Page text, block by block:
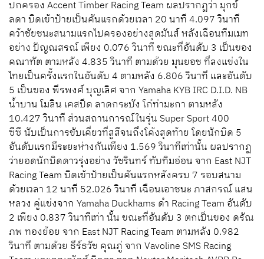
ปกครอง Accent Timber Racing Team ผลปรากฏว่า มุกข์
ลดา บิดเข้าป้ายเป็นคันแรกด้วยเวลา 20 นาที 4.097 วินาที
คว้าชัยชนะสนามแรกไปครองอย่างสุดมันส์ หลังเฉือนทีมเมท
อย่าง ปัญณสรณ์ เพียง 0.076 วินาที ขณะที่อันดับ 3 เป็นของ
คณาทัต ตามหลัง 4.835 วินาที ตามด้วย มุนยอช ที่ลงแข่งใน
ไทยเป็นครั้งแรกในอันดับ 4 ตามหลัง 6.806 วินาที และอันดับ
5 เป็นของ พีรพงศ์ บุญเลิศ จาก Yamaha KYB IRC D.I.D. NB
น้ำบาน โมลิน เคสปีด ลาดกระบัง โก๋ท่ามะกา ตามหลัง
10.427 วินาที ส่วนสถานการณ์ในรุ่น Super Sport 400
ซีซี นับเป็นการขับเคี่ยวที่สูสีจนถึงโค้งสุดท้าย โดยนักบิด 5
อันดับแรกมีระยะห่างกันเพียง 1.569 วินาทีเท่านั้น ผลปรากฏ
ว่ายอดนักบิดดาวรุ่งอย่าง วัชรินทร์ ทับทิมอ่อน จาก East NJT
Racing Team บิดเข้าป้ายเป็นคันแรกหลังครบ 7 รอบสนาม
ด้วยเวลา 12 นาที 52.026 วินาที เฉือนเอาชนะ ภาสกรณ์ แสน
หลวง คู่แข่งจาก Yamaha Duckhams ดำ Racing Team อันดับ
2 เพียง 0.837 วินาทีเท่า นั้น ขณะที่อันดับ 3 ตกเป็นของ ดรัณ
ภพ ทองย้อย จาก East NJT Racing Team ตามหลัง 0.982
วินาที ตามด้วย ธีร์ธวัช คุณภู่ จาก Vavoline SMS Racing